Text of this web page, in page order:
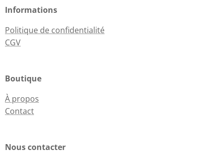
Informations
Politique de confidentialité
CGV
Boutique
À propos
Contact
Nous contacter